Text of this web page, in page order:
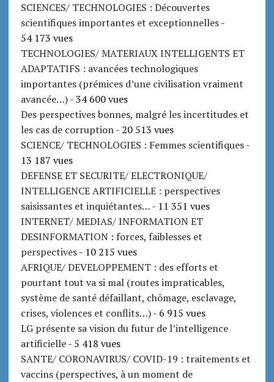
SCIENCES/ TECHNOLOGIES : Découvertes
scientifiques importantes et exceptionnelles-
54 173 vues
TECHNOLOGIES/ MATERIAUX INTELLIGENTS ET
ADAPTATIFS : avancées technologiques
importantes (prémices d’une civilisation vraiment
avancée…)- 34 600 vues
Des perspectives bonnes, malgré les incertitudes et
les cas de corruption- 20 513 vues
SCIENCE/ TECHNOLOGIES : Femmes scientifiques-
13 187 vues
DEFENSE ET SECURITE/ ELECTRONIQUE/
INTELLIGENCE ARTIFICIELLE : perspectives
saisissantes et inquiétantes…- 11 351 vues
INTERNET/ MEDIAS/ INFORMATION ET
DESINFORMATION : forces, faiblesses et
perspectives- 10 215 vues
AFRIQUE/ DEVELOPPEMENT : des efforts et
pourtant tout va si mal (routes impraticables,
système de santé défaillant, chômage, esclavage,
crises, violences et conflits…)- 6 915 vues
LG présente sa vision du futur de l’intelligence
artificielle- 5 418 vues
SANTE/ CORONAVIRUS/ COVID-19 : traitements et
vaccins (perspectives, à un moment de